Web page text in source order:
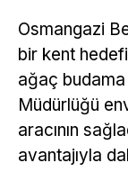
Osmangazi
bir kent
ağaç budama
Müdürlüğü
aracının
avantajıyla